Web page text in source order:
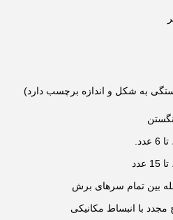
بین تمام سرهای برش